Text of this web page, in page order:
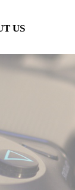
US
정
력제안